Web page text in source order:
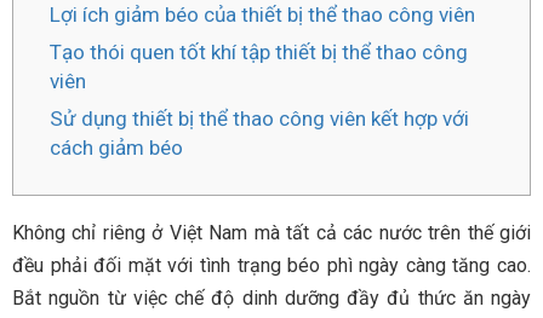
Lợi ích giảm béo của thiết bị thể thao công viên
Tạo thói quen tốt khí tập thiết bị thể thao công
viên
Sử dụng thiết bị thể thao công viên kết hợp với
cách giảm béo
Không chỉ riêng ở Việt Nam mà tất cả các nước trên thế giới
đều phải đối mặt với tình trạng béo phì ngày càng tăng cao.
Bắt nguồn từ việc chế độ dinh dưỡng đầy đủ thức ăn ngày